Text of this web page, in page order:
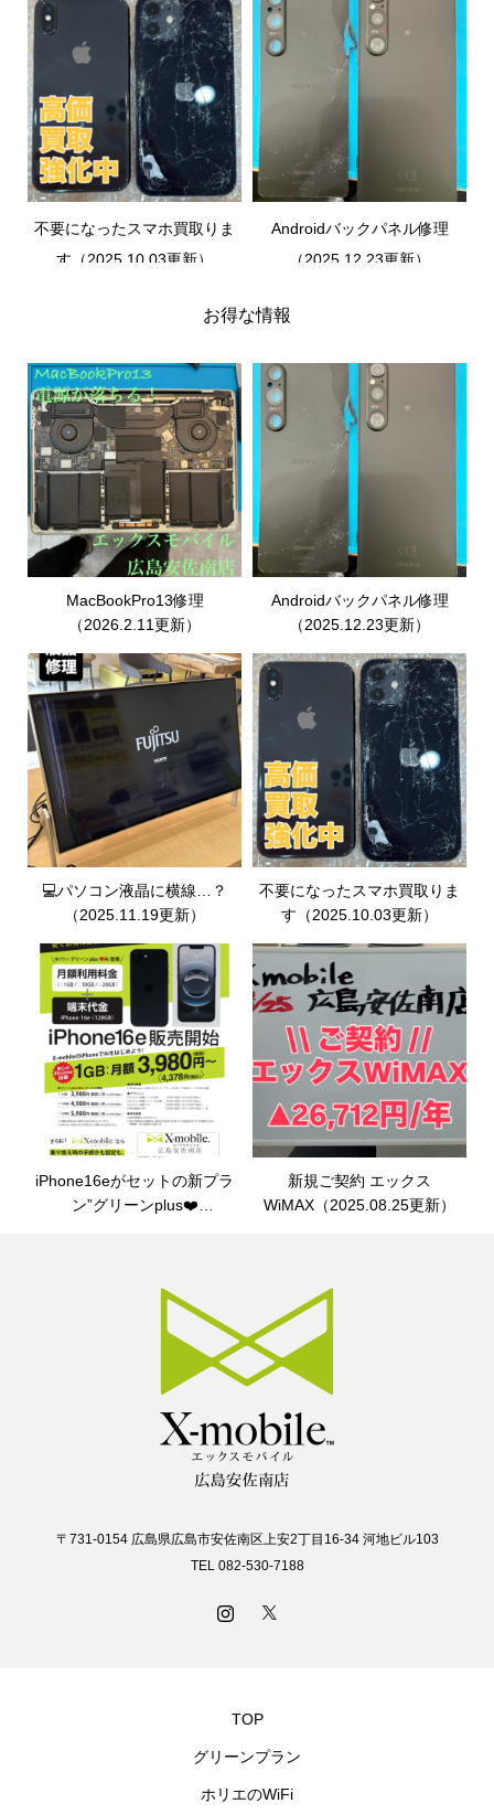
不要になったスマホ買取りま
す（2025.10.03更新）
Androidバックパネル修理
（2025.12.23更新）
お得な情報
MacBookPro13修理
（2026.2.11更新）
Androidバックパネル修理
（2025.12.23更新）
💻パソコン液晶に横線…？
（2025.11.19更新）
不要になったスマホ買取りま
す（2025.10.03更新）
iPhone16eがセットの新プラ
ン”グリーンplus❤️
新規ご契約 エックス
WiMAX（2025.08.25更新）
〒731-0154 広島県広島市安佐南区上安2丁目16-34 河地ビル103
TEL 082-530-7188
TOP
グリーンプラン
ホリエのWiFi